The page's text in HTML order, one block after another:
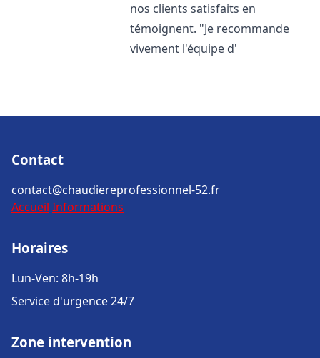
nos clients satisfaits en
témoignent. "Je recommande
vivement l'équipe d'
Contact
contact@chaudiereprofessionnel-52.fr
Accueil Informations
Horaires
Lun-Ven: 8h-19h
Service d'urgence 24/7
Zone intervention